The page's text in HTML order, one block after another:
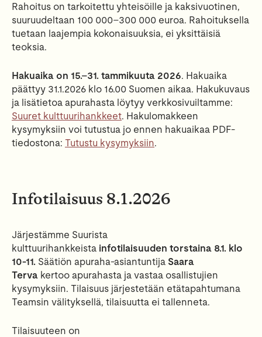
Rahoitus on tarkoitettu yhteisöille ja kaksivuotinen,
suuruudeltaan 100 000–300 000 euroa. Rahoituksella
tuetaan laajempia kokonaisuuksia, ei yksittäisiä
teoksia.
Hakuaika on 15.–31. tammikuuta 2026. Hakuaika
päättyy 31.1.2026 klo 16.00 Suomen aikaa. Hakukuvaus
ja lisätietoa apurahasta löytyy verkkosivuiltamme:
Suuret kulttuurihankkeet. Hakulomakkeen
kysymyksiin voi tutustua jo ennen hakuaikaa PDF-
tiedostona: Tutustu kysymyksiin.
Infotilaisuus 8.1.2026
Järjestämme Suurista
kulttuurihankkeista infotilaisuuden torstaina 8.1. klo
10-11. Säätiön apuraha-asiantuntija Saara
Terva kertoo apurahasta ja vastaa osallistujien
kysymyksiin. Tilaisuus järjestetään etätapahtumana
Teamsin välityksellä, tilaisuutta ei tallenneta.
Tilaisuuteen on